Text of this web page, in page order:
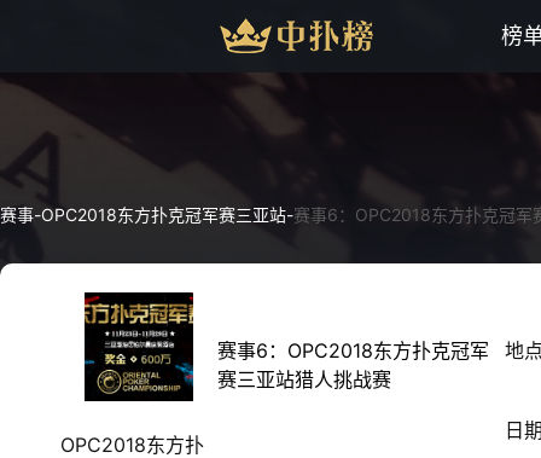
榜
赛事-OPC2018东方扑克冠军赛三亚站-赛事6：OPC2018东方扑克冠军
OPC2018东方扑
赛事6：OPC2018东方扑克冠军
赛三亚站猎人挑战赛
地
日